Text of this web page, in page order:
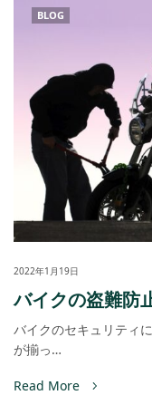
BLOG
2022年1月19日
バイクの盗難防
バイクのセキュリティ
が揃っ…
Read More